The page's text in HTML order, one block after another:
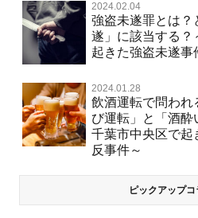
2024.02.04
強盗未遂罪とは？
遂」に該当する？
起きた強盗未遂事
2024.01.28
飲酒運転で問われ
び運転」と「酒酔
千葉市中央区で起
反事件～
ピックアップ